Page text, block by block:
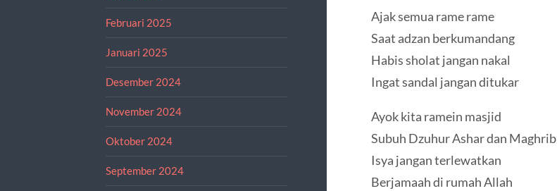
Februari 2025
Januari 2025
Desember 2024
November 2024
Oktober 2024
September 2024
Ajak semua rame rame
Saat adzan berkumandang
Habis sholat jangan nakal
Ingat sandal jangan ditukar
Ayok kita ramein masjid
Subuh Dzuhur Ashar dan Maghrib
Isya jangan terlewatkan
Berjamaah di rumah Allah